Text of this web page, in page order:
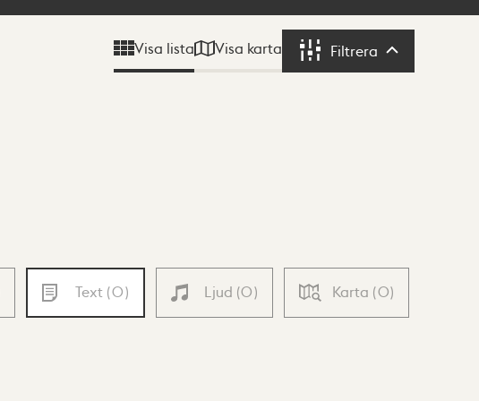
Visa lista Visa karta Filtrera Filtrera
Text (0) Ljud (0) Karta (0)